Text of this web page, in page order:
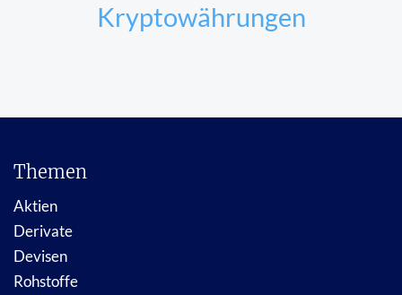
Kryptowährungen
Themen
Aktien
Derivate
Devisen
Rohstoffe